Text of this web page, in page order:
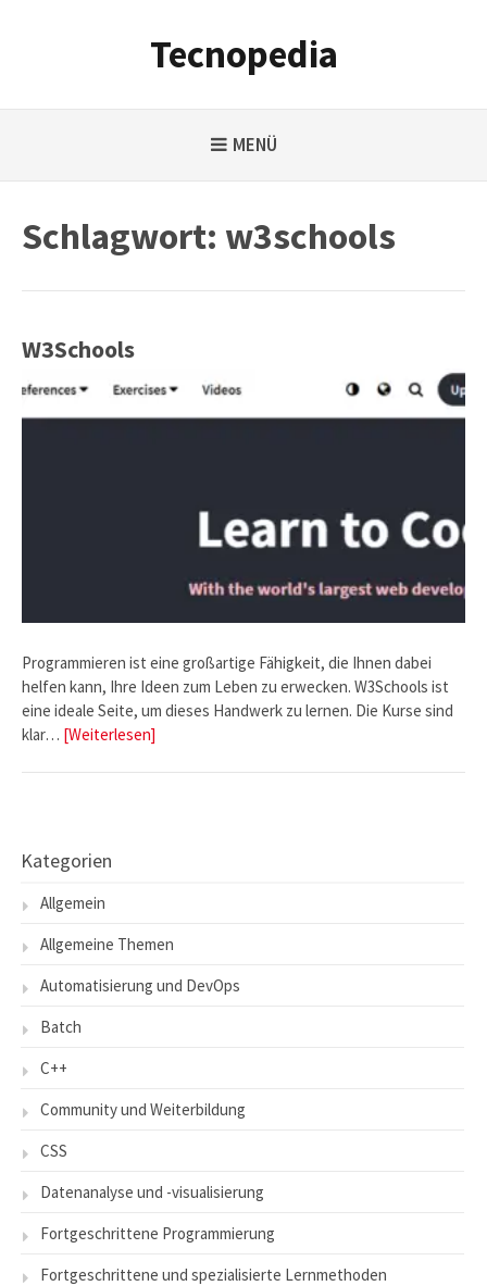
Tecnopedia
MENÜ
Schlagwort: w3schools
W3Schools
Programmieren ist eine großartige Fähigkeit, die Ihnen dabei
helfen kann, Ihre Ideen zum Leben zu erwecken. W3Schools ist
eine ideale Seite, um dieses Handwerk zu lernen. Die Kurse sind
klar… [Weiterlesen]
Kategorien
Allgemein
Allgemeine Themen
Automatisierung und DevOps
Batch
C++
Community und Weiterbildung
CSS
Datenanalyse und -visualisierung
Fortgeschrittene Programmierung
Fortgeschrittene und spezialisierte Lernmethoden